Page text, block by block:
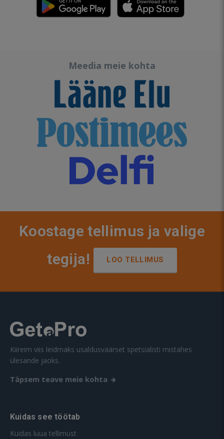
Meedia meie kohta
Koostage tellimus ja valige
tegija!
LOO TELLIMUS
Kiireim viis leidmaks usaldusväärset spetsialisti mistahes
ülesande jaoks.
Täpsem teave meie kohta
Kuidas see töötab
Kuidas luua tellimust